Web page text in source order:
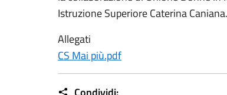
Istruzione Superiore Caterina Caniana.
Allegati
CS Mai più.pdf